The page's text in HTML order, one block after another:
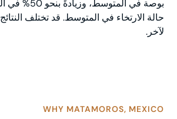
بوصة في المتوسط،
حالة الارتخاء في المتوسط. قد تختلف
لآخر.
WHY MATAMOROS, MEXICO